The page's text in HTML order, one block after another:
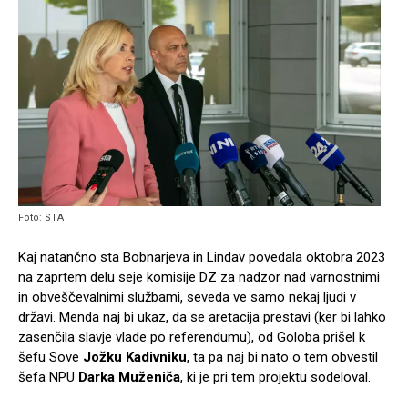
Foto: STA
Kaj natančno sta Bobnarjeva in Lindav povedala oktobra 2023
na zaprtem delu seje komisije DZ za nadzor nad varnostnimi
in obveščevalnimi službami, seveda ve samo nekaj ljudi v
državi. Menda naj bi ukaz, da se aretacija prestavi (ker bi lahko
zasenčila slavje vlade po referendumu), od Goloba prišel k
šefu Sove Jožku Kadivniku, ta pa naj bi nato o tem obvestil
šefa NPU Darka Muženiča, ki je pri tem projektu sodeloval.